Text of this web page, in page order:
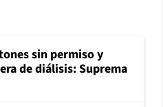
sin permiso y
de diálisis: Suprema